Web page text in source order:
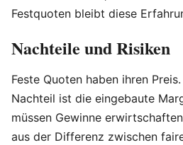
Festquoten bleibt diese
Nachteile und Risiken
Feste Quoten haben ihren
Nachteil ist die eingebaute
müssen Gewinne
aus der Differenz zwischen